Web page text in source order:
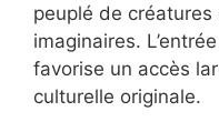
peuplé de
imaginaires.
favorise un accès
culturelle originale.